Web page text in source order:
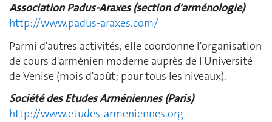
Association Padus-Araxes (section d'arménologie)
http://www.padus-araxes.com/
Parmi d'autres activités, elle coordonne l'organisation
de cours d'arménien moderne auprès de l'Université
de Venise (mois d'août; pour tous les niveaux).
Société des Etudes Arméniennes (Paris)
http://www.etudes-armeniennes.org